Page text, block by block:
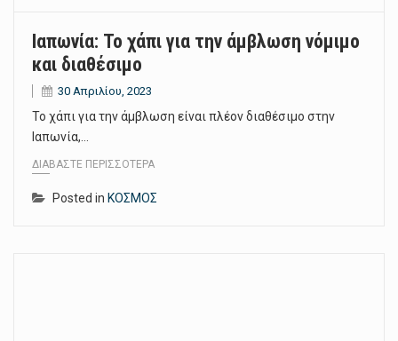
Ιαπωνία: Το χάπι για την άμβλωση νόμιμο
και διαθέσιμο
30 Απριλίου, 2023
Το χάπι για την άμβλωση είναι πλέον διαθέσιμο στην
Ιαπωνία,…
ΔΙΑΒΆΣΤΕ ΠΕΡΙΣΣΌΤΕΡΑ
Posted in ΚΟΣΜΟΣ